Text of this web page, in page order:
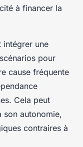
à financer la
intégrer une
pour
cause fréquente
Cela peut
son autonomie,
contraires à